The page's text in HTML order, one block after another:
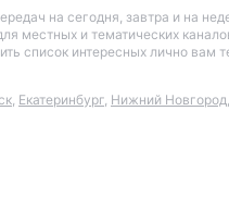
на сегодня, завтра и на
местных и тематических
список интересных лично
, Екатеринбург, Нижний Новгород,